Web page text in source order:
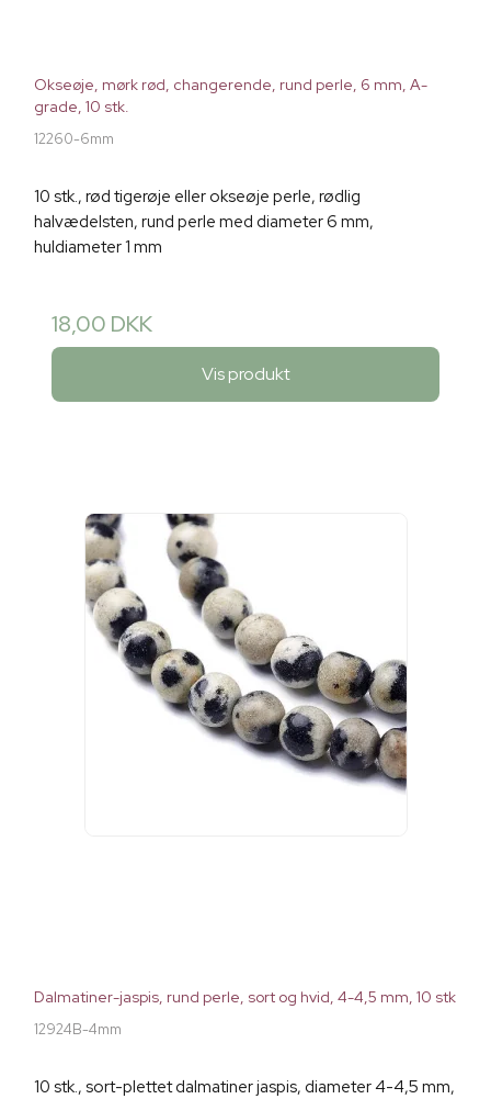
Okseøje, mørk rød, changerende, rund perle, 6 mm, A-
grade, 10 stk.
12260-6mm
10 stk., rød tigerøje eller okseøje perle, rødlig
halvædelsten, rund perle med diameter 6 mm,
huldiameter 1 mm
18,00 DKK
Vis produkt
Dalmatiner-jaspis, rund perle, sort og hvid, 4-4,5 mm, 10 stk
12924B-4mm
10 stk., sort-plettet dalmatiner jaspis, diameter 4-4,5 mm,